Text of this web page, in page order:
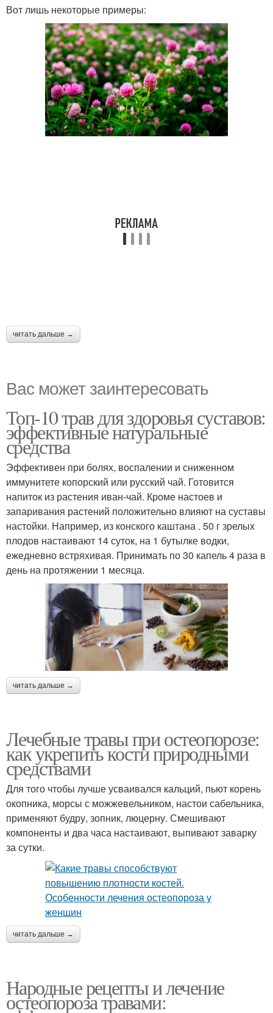
Вот лишь некоторые примеры:
читать дальше →
Вас может заинтересовать
Топ-10 трав для здоровья суставов:
эффективные натуральные
средства
Эффективен при болях, воспалении и сниженном
иммунитете копорский или русский чай. Готовится
напиток из растения иван-чай. Кроме настоев и
запаривания растений положительно влияют на суставы
настойки. Например, из конского каштана . 50 г зрелых
плодов настаивают 14 суток, на 1 бутылке водки,
ежедневно встряхивая. Принимать по 30 капель 4 раза в
день на протяжении 1 месяца.
читать дальше →
Лечебные травы при остеопорозе:
как укрепить кости природными
средствами
Для того чтобы лучше усваивался кальций, пьют корень
окопника, морсы с можжевельником, настои сабельника,
применяют будру, зопник, люцерну. Смешивают
компоненты и два часа настаивают, выпивают заварку
за сутки.
читать дальше →
Народные рецепты и лечение
остеопороза травами: